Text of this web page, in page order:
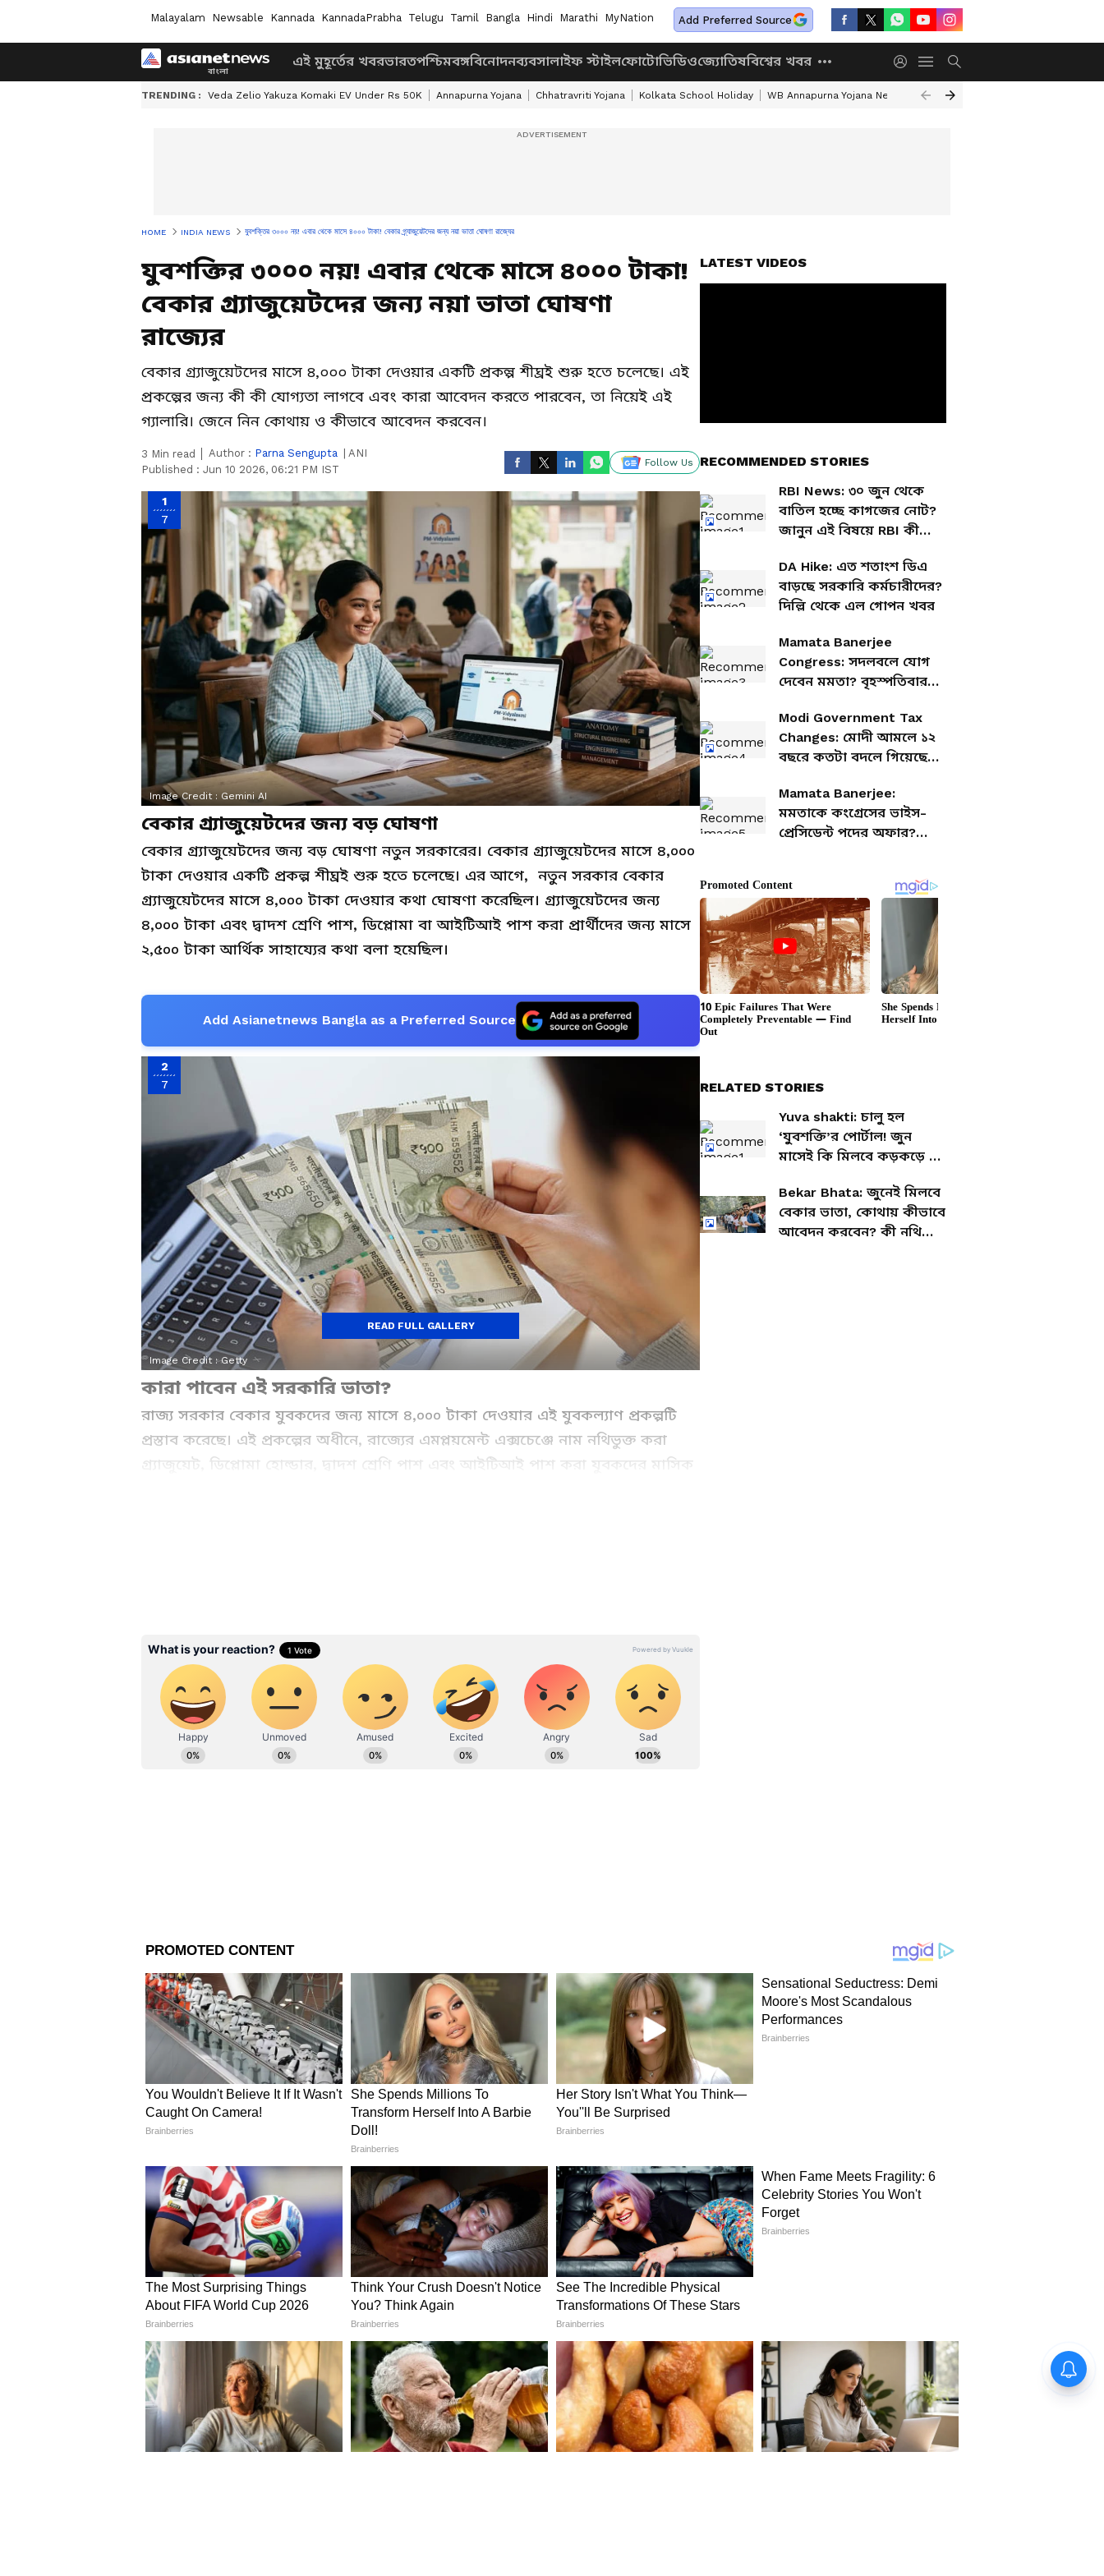
Malayalam Newsable Kannada KannadaPrabha Telugu Tamil Bangla Hindi Marathi MyNation Add Preferred Source
এই মুহূর্তের খবরভারতপশ্চিমবঙ্গবিনোদনব্যবসালাইফ স্টাইলফোটোভিডিওজ্যোতিষবিশ্বের খবর
TRENDING : Veda Zelio Yakuza Komaki EV Under Rs 50K Annapurna Yojana Chhatravriti Yojana Kolkata School Holiday WB Annapurna Yojana New Portal DA News
HOME INDIA NEWS যুবশক্তির ৩০০০ নয়! এবার থেকে মাসে ৪০০০ টাকা! বেকার গ্র্যাজুয়েটদের জন্য নয়া ভাতা ঘোষণা রাজ্যের
যুবশক্তির ৩০০০ নয়! এবার থেকে মাসে ৪০০০ টাকা!
বেকার গ্র্যাজুয়েটদের জন্য নয়া ভাতা ঘোষণা
রাজ্যের
বেকার গ্র্যাজুয়েটদের মাসে ৪,০০০ টাকা দেওয়ার একটি প্রকল্প শীঘ্রই শুরু হতে চলেছে। এই
প্রকল্পের জন্য কী কী যোগ্যতা লাগবে এবং কারা আবেদন করতে পারবেন, তা নিয়েই এই
গ্যালারি। জেনে নিন কোথায় ও কীভাবে আবেদন করবেন।
3 Min read Author : Parna Sengupta
ANI
Published : Jun 10 2026, 06:21 PM IST
Follow Us
1
7
Image Credit : Gemini AI
বেকার গ্র্যাজুয়েটদের জন্য বড় ঘোষণা
বেকার গ্র্যাজুয়েটদের জন্য বড় ঘোষণা নতুন সরকারের। বেকার গ্র্যাজুয়েটদের মাসে ৪,০০০
টাকা দেওয়ার একটি প্রকল্প শীঘ্রই শুরু হতে চলেছে। এর আগে, নতুন সরকার বেকার
গ্র্যাজুয়েটদের মাসে ৪,০০০ টাকা দেওয়ার কথা ঘোষণা করেছিল। গ্র্যাজুয়েটদের জন্য
৪,০০০ টাকা এবং দ্বাদশ শ্রেণি পাশ, ডিপ্লোমা বা আইটিআই পাশ করা প্রার্থীদের জন্য মাসে
২,৫০০ টাকা আর্থিক সাহায্যের কথা বলা হয়েছিল।
Add Asianetnews Bangla as a Preferred Source
2
7
Image Credit :Getty
কারা পাবেন এই সরকারি ভাতা?
রাজ্য সরকার বেকার যুবকদের জন্য মাসে ৪,০০০ টাকা দেওয়ার এই যুবকল্যাণ প্রকল্পটি
প্রস্তাব করেছে। এই প্রকল্পের অধীনে, রাজ্যের এমপ্লয়মেন্ট এক্সচেঞ্জে নাম নথিভুক্ত করা
গ্র্যাজুয়েট, ডিপ্লোমা হোল্ডার, দ্বাদশ শ্রেণি পাশ এবং আইটিআই পাশ করা যুবকদের মাসিক
পোর্টাল! জুন মাসেই কি মিলবে
কড়কড়ে ৩ হাজার টাকা বেকার
ভাতা?
আবেদন করবেন? কী নথি লাগবে?
Image Credit :StockPhoto
আগে থেকেই চালু আছে এই প্রকল্প
পুরনো প্রকল্পে, দশম শ্রেণি পাশ না করা প্রার্থীরা মাসে ২০০ টাকা, দশম শ্রেণি পাশ করলে
৩০০ টাকা, দ্বাদশ শ্রেণি পাশ করলে ৪০০ টাকা এবং গ্র্যাজুয়েট বা পোস্ট-গ্র্যাজুয়েটরা মাসে
৬০০ টাকা ভাতা পান। আশা করা হচ্ছে, বর্তমান সরকার এই প্রকল্পকেই উন্নত করে ৪,০০০
টাকা ভাতা দেবে। পুরনো প্রকল্পে ভাতা পাওয়ার কিছু নির্দিষ্ট যোগ্যতা রয়েছে, যা
ভবিষ্যতেও মানা হতে পারে। সেগুলি দেখে নিন।
7
READ FULL GALLERY
LATEST VIDEOS
RECOMMENDED STORIES
RBI News: ৩০ জুন থেকে
বাতিল হচ্ছে কাগজের নোট?
জানুন এই বিষয়ে RBI কী
DA Hike: এত শতাংশ ডিএ
বাড়ছে সরকারি কর্মচারীদের?
দিল্লি থেকে এল গোপন খবর
Mamata Banerjee
Congress: সদলবলে যোগ
দেবেন মমতা? বৃহস্পতিবার
দিল্লিতে জরুরি বৈঠক ডাকল
কংগ্রেস হাইকমান্ড
Modi Government Tax
Changes: মোদী আমলে ১২
বছরে কতটা বদলে গিয়েছে
Mamata Banerjee:
মমতাকে কংগ্রেসের ভাইস-
প্রেসিডেন্ট পদের অফার?
RELATED STORIES
Yuva shakti: চালু হল
‘যুবশক্তি’র পোর্টাল! জুন
মাসেই কি মিলবে কড়কড়ে ৩
Bekar Bhata: জুনেই মিলবে
বেকার ভাতা, কোথায় কীভাবে
আবেদন করবেন? কী নথি